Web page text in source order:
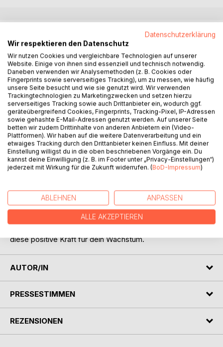
Durch das Lesen dieses Buches verbindet sich dein Geist
mit der lichtvollen Zeit Lemurias und teilweise Atlantis. Dein
Bewusstsein wird dabei erhöht, deine Seele fängt an sich
zu erinnern und führt dich zu deiner eigenen lichtvolleren
Existenz. Durch dieses Buch erfährst du die positiven
kosmischen Gesetze und lernst die Unterschiede besser
erkennen, was dir Energie gibt und was dir Energie raubt.
Durch das Lesen dieses Buches wird sich dein Geist
teilweise an dem noch vorhandenen morphogenetischen
Feld Lemurias anknüpfen können. Du verbindest dich somit
mit der reinen Liebe von Lemuria. Mit deinem Herzen wirst
sich an diese Reinheit, und führt dich wieder zu deiner
ursprünglichen Essenz. Dieses Buch führt dich in feineren
Dimensionen, du erhältst Antworten wie mit
diese positive Kraft für dein Wachstum.
AUTOR/IN
PRESSESTIMMEN
REZENSIONEN
Datenschutzerklärung
Wir respektieren den Datenschutz
Wir nutzen Cookies und vergleichbare Technologien auf unserer
Website. Einige von ihnen sind essenziell und technisch notwendig.
Daneben verwenden wir Analysemethoden (z. B. Cookies oder
Fingerprints sowie serverseitiges Tracking), um zu messen, wie häufig
unsere Seite besucht und wie sie genutzt wird. Wir verwenden
Trackingtechnologien zu Marketingzwecken und setzen hierzu
serverseitiges Tracking sowie auch Drittanbieter ein, wodurch ggf.
geräteübergreifend Cookies, Fingerprints, Tracking-Pixel, IP-Adressen
sowie gehashte E-Mail-Adressen genutzt werden. Auf unserer Seite
betten wir zudem Drittinhalte von anderen Anbietern ein (Video-
Plattformen). Wir haben auf die weitere Datenverarbeitung und ein
etwaiges Tracking durch den Drittanbieter keinen Einfluss. Mit deiner
Einstellung willigst du in die oben beschriebenen Vorgänge ein. Du
kannst deine Einwilligung (z. B. im Footer unter „Privacy-Einstellungen“)
jederzeit mit Wirkung für die Zukunft widerrufen. (BoD-Impressum)
ABLEHNEN ANPASSEN
ALLE AKZEPTIEREN